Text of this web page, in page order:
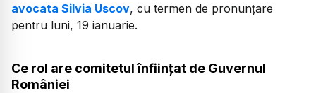
avocata Silvia Uscov, cu termen de pronunțare
pentru luni, 19 ianuarie.
Ce rol are comitetul înființat de Guvernul
României